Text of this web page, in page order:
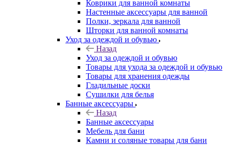
Коврики для ванной комнаты
Настенные аксессуары для ванной
Полки, зеркала для ванной
Шторки для ванной комнаты
Уход за одеждой и обувью
Назад
Уход за одеждой и обувью
Товары для ухода за одеждой и обувью
Товары для хранения одежды
Гладильные доски
Сушилки для белья
Банные аксессуары
Назад
Банные аксессуары
Мебель для бани
Камни и соляные товары для бани